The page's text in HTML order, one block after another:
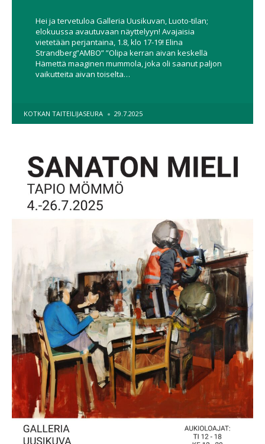
Hei ja tervetuloa Galleria Uusikuvan, Luoto-tilan;
elokuussa avautuvaan näyttelyyn! Avajaisia
vietetään perjantaina, 1.8, klo 17-19! Elina
Strandberg”AMBO” ”Olipa kerran aivan keskellä
Hämettä maaginen mummola, joka oli saanut paljon
vaikutteita aivan toiselta…
POSTED
BY
KOTKAN TAITEILIJASEURA 29.7.2025